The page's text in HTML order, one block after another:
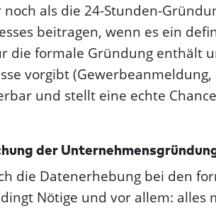
als die 24-Stunden-
beitragen, wenn es ein
die formale Gründung enthält
vorgibt (Gewerbeanmeldung,
und stellt eine echte
der
die Datenerhebung bei den
Nötige und vor allem: alles